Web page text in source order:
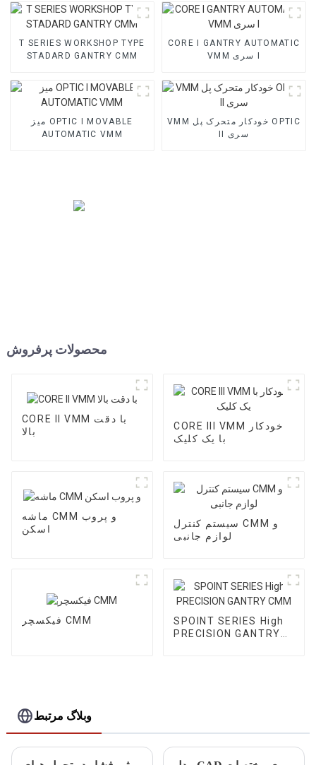
T SERIES WORKSHOP TYPE
STADARD GANTRY CMM
CORE I GANTRY AUTOMATIC
VMM سری I
میز OPTIC I MOVABLE
AUTOMATIC VMM
VMM خودکار متحرک پل OPTIC
II سری
محصولات پرفروش
CORE II VMM با دقت
بالا
CORE III VMM خودکار
با یک کلیک
ماشه CMM و پروب
اسکن
سیستم کنترل CMM و
لوازم جانبی
فیکسچر CMM
SPOINT SERIES High
PRECISION GANTRY
وبلاگ مرتبط